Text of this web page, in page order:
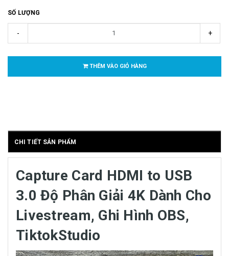
SỐ LƯỢNG
- +
THÊM VÀO GIỎ HÀNG
CHI TIẾT SẢN PHẨM
Capture Card HDMI to USB
3.0 Độ Phân Giải 4K Dành Cho
Livestream, Ghi Hình OBS,
TiktokStudio